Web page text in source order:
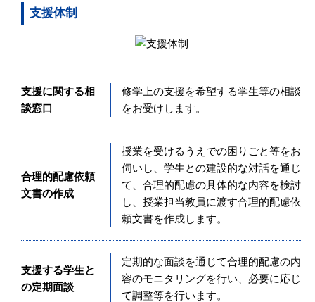
支援体制
支援に関する相
談窓口
修学上の支援を希望する学生等の相談
をお受けします。
合理的配慮依頼
文書の作成
授業を受けるうえでの困りごと等をお
伺いし、学生との建設的な対話を通じ
て、合理的配慮の具体的な内容を検討
し、授業担当教員に渡す合理的配慮依
頼文書を作成します。
支援する学生と
の定期面談
定期的な面談を通じて合理的配慮の内
容のモニタリングを行い、必要に応じ
て調整等を行います。